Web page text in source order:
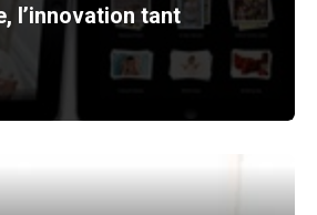
l’innovation tant